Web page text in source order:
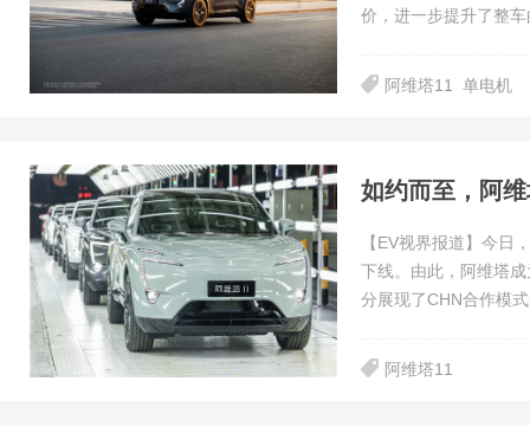
价，进一步提升了整车
阿维塔11 单电机
如约而至，阿
【EV视界报道】今日
下线。由此，阿维塔
分展现了CHN合作模
阿维塔11